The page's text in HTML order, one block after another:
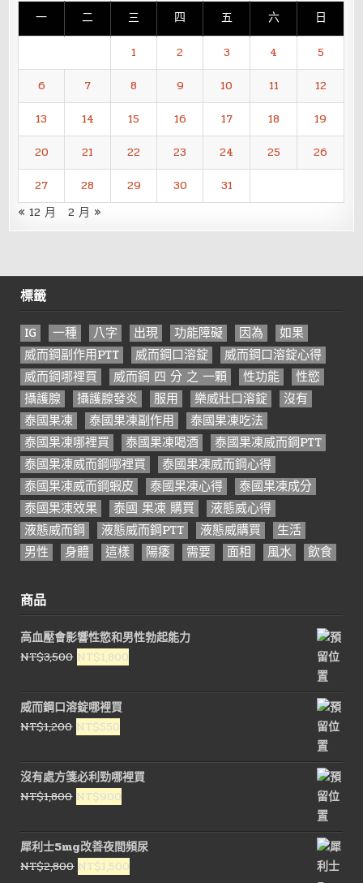
一 二 三 四 五 六 日
1 2 3 4
5
6
7 8 9 10 11
12
13
14 15 16 17 18
19
20
21 22 23 24 25
26
27
28 29 30
31
« 12 月
2 月 »
標籤
IG 一種 八字 出現 功能障礙 因為
如果
威而鋼副作用PTT
威而鋼口溶錠
威而鋼口溶錠心得
威而鋼哪裡買
威而鋼 四 分 之 一顆 性功能
性慾
攝護腺
攝護腺發炎 服用 樂威壯口溶錠
沒有
泰國果凍
泰國果凍副作用
泰國果凍吃法
泰國果凍哪裡買
泰國果凍喝酒
泰國果凍威而鋼PTT
泰國果凍威而鋼哪裡買
泰國果凍威而鋼心得
泰國果凍威而鋼蝦皮
泰國果凍心得
泰國果凍成分
泰國果凍效果
泰國 果凍 購買
液態威心得
液態威而鋼
液態威而鋼PTT 液態威購買
生活
男性
身體 這樣 陽痿 需要 面相 風水 飲食
商品
高血壓會影響性慾和男性勃起能力
NT$3,500 原
價
格：
NT$3,500。
NT$1,800
價
威而鋼口溶錠哪裡買
NT$1,200 原
價
格：
NT$1,200。
NT$550
價
格：
NT$550。
沒有處方箋必利勁哪裡買
NT$1,800 原
價
格：
NT$1,800。
NT$900
價
格：
NT$900。
犀利士5mg改善夜間頻尿
NT$2,800 原
NT$1,500